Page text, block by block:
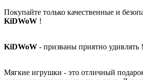
Покупайте только качественные и
KiDWoW !
KiDWoW - призваны приятно удивлять !
Мягкие игрушки - это отличный